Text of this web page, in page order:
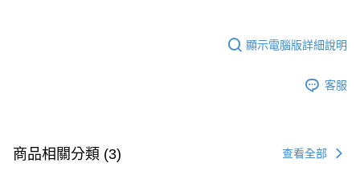
顯示電腦版詳細說明
客服
商品相關分類 (3) 查看全部